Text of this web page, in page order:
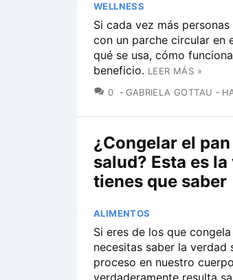
WELLNESS
Si cada vez más
con un parche circular en
qué se usa, cómo
beneficio. LEER MÁS »
0 COMENTARIOS
GABRIELA GOTTAU
¿Congelar el
salud? Esta es
tienes que saber
ALIMENTOS
Si eres de los que
necesitas saber la
proceso en nuestro
verdaderamente resulta